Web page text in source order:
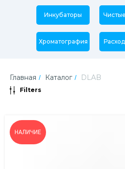
Хроматография
Инкубаторы
Главная / Каталог / DLAB
Filters
НАЛИЧИЕ